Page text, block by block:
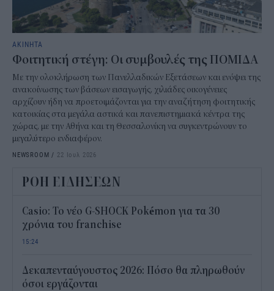
ΑΚΙΝΗΤΑ
Φοιτητική στέγη: Οι συμβουλές της ΠΟΜΙΔΑ
Με την ολοκλήρωση των Πανελλαδικών Εξετάσεων και ενόψει της
ανακοίνωσης των βάσεων εισαγωγής, χιλιάδες οικογένειες
αρχίζουν ήδη να προετοιμάζονται για την αναζήτηση φοιτητικής
κατοικίας στα μεγάλα αστικά και πανεπιστημιακά κέντρα της
χώρας, με την Αθήνα και τη Θεσσαλονίκη να συγκεντρώνουν το
μεγαλύτερο ενδιαφέρον.
NEWSROOM / 22 Ιουλ 2026
ΡΟΗ ΕΙΔΗΣΕΩΝ
Casio: Το νέο G-SHOCK Pokémon για τα 30
χρόνια του franchise
15:24
Δεκαπενταύγουστος 2026: Πόσο θα πληρωθούν
όσοι εργάζονται